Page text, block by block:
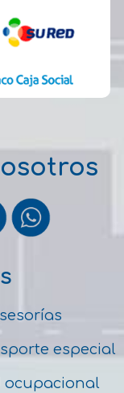
especial
ocupacional